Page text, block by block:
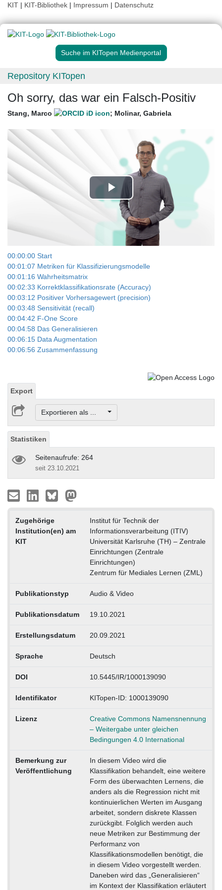
KIT | KIT-Bibliothek | Impressum | Datenschutz
Suche im KITopen Medienportal
Repository KITopen
Oh sorry, das war ein Falsch-Positiv
Stang, Marco ; Molinar, Gabriela
Play
Video
00:00:00 Start
00:01:07 Metriken für Klassifizierungsmodelle
00:01:16 Wahrheitsmatrix
00:02:33 Korrektklassifikationsrate (Accuracy)
00:03:12 Positiver Vorhersagewert (precision)
00:03:48 Sensitivität (recall)
00:04:42 F-One Score
00:04:58 Das Generalisieren
00:06:15 Data Augmentation
00:06:56 Zusammenfassung
Export
Exportieren als ...
Statistiken
Seitenaufrufe: 264
seit 23.10.2021
Zugehörige
Institution(en) am
KIT
Institut für Technik der
Informationsverarbeitung (ITIV)
Universität Karlsruhe (TH) – Zentrale
Einrichtungen (Zentrale
Einrichtungen)
Zentrum für Mediales Lernen (ZML)
Publikationstyp Audio & Video
Publikationsdatum 19.10.2021
Erstellungsdatum 20.09.2021
Sprache Deutsch
DOI 10.5445/IR/1000139090
Identifikator KITopen-ID: 1000139090
Lizenz
Creative Commons Namensnennung
– Weitergabe unter gleichen
Bedingungen 4.0 International
Bemerkung zur
Veröffentlichung
In diesem Video wird die
Klassifikation behandelt, eine weitere
Form des überwachten Lernens, die
anders als die Regression nicht mit
kontinuierlichen Werten im Ausgang
arbeitet, sondern diskrete Klassen
zurückgibt. Folglich werden auch
neue Metriken zur Bestimmung der
Performanz von
Klassifikationsmodellen benötigt, die
in diesem Video vorgestellt werden.
Daneben wird das „Generalisieren“
im Kontext der Klassifikation erläutert